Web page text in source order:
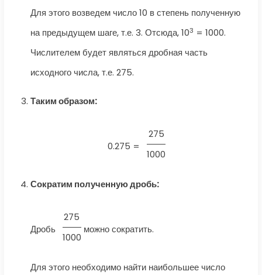
Для этого возведем число 10 в степень полученную
на предыдущем шаге, т.е. 3. Отсюда, 103 = 1000.
Числителем будет являться дробная часть
исходного числа, т.е. 275.
Таким образом:
0.275 =
275
1000
Сократим полученную дробь:
Дробь
275
1000
можно сократить.
Для этого необходимо найти наибольшее число